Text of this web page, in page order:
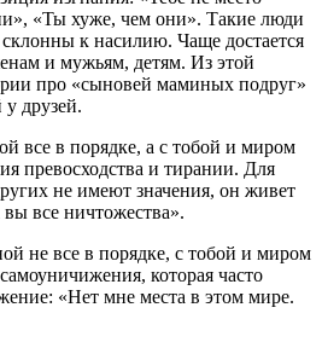
«Ты хуже, чем они». Такие люди
к насилию. Чаще достается
и мужьям, детям. Из этой
про «сыновей маминых подруг»
друзей.
все в порядке, а с тобой и миром
превосходства и тирании. Для
не имеют значения, он живет
все ничтожества».
не все в порядке, с тобой и миром
которая часто
«Нет мне места в этом мире.